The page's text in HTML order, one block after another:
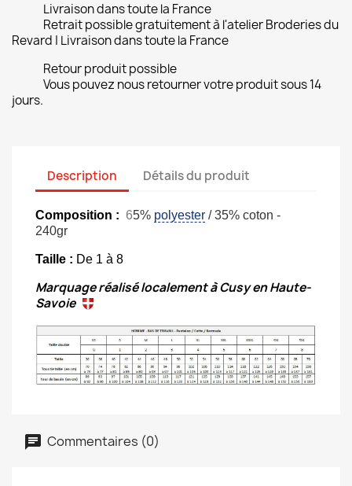
Livraison dans toute la France
Retrait possible gratuitement à l'atelier Broderies du
Revard | Livraison dans toute la France
Retour produit possible
Vous pouvez nous retourner votre produit sous 14
jours.
Description Détails du produit
Composition : 65% polyester / 35% coton -
240gr
Taille : De 1 à 8
Marquage réalisé localement à Cusy en Haute-
Savoie
Commentaires (0)